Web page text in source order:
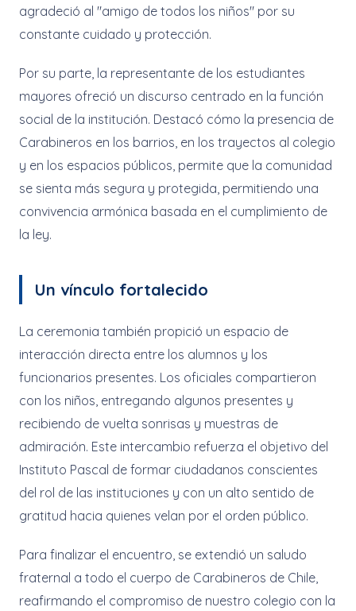
agradeció al "amigo de todos los niños" por su
constante cuidado y protección.
Por su parte, la representante de los estudiantes
mayores ofreció un discurso centrado en la función
social de la institución. Destacó cómo la presencia de
Carabineros en los barrios, en los trayectos al colegio
y en los espacios públicos, permite que la comunidad
se sienta más segura y protegida, permitiendo una
convivencia armónica basada en el cumplimiento de
la ley.
Un vínculo fortalecido
La ceremonia también propició un espacio de
interacción directa entre los alumnos y los
funcionarios presentes. Los oficiales compartieron
con los niños, entregando algunos presentes y
recibiendo de vuelta sonrisas y muestras de
admiración. Este intercambio refuerza el objetivo del
Instituto Pascal de formar ciudadanos conscientes
del rol de las instituciones y con un alto sentido de
gratitud hacia quienes velan por el orden público.
Para finalizar el encuentro, se extendió un saludo
fraternal a todo el cuerpo de Carabineros de Chile,
reafirmando el compromiso de nuestro colegio con la